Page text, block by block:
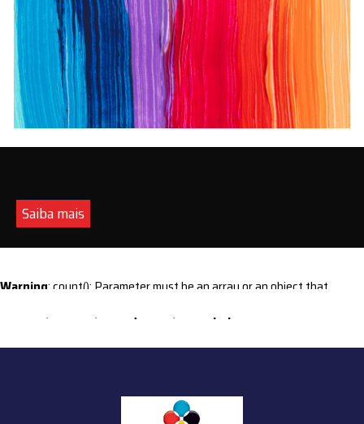
Saiba mais
Warning: count(): Parameter must be an array or an object that
content/themes/sintequimica/index.php